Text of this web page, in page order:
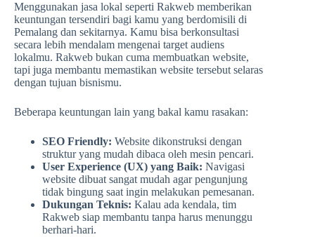
Menggunakan jasa lokal seperti Rakweb memberikan
keuntungan tersendiri bagi kamu yang berdomisili di
Pemalang dan sekitarnya. Kamu bisa berkonsultasi
secara lebih mendalam mengenai target audiens
lokalmu. Rakweb bukan cuma membuatkan website,
tapi juga membantu memastikan website tersebut selaras
dengan tujuan bisnismu.
Beberapa keuntungan lain yang bakal kamu rasakan:
SEO Friendly: Website dikonstruksi dengan
struktur yang mudah dibaca oleh mesin pencari.
User Experience (UX) yang Baik: Navigasi
website dibuat sangat mudah agar pengunjung
tidak bingung saat ingin melakukan pemesanan.
Dukungan Teknis: Kalau ada kendala, tim
Rakweb siap membantu tanpa harus menunggu
berhari-hari.